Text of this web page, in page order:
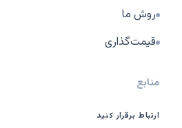
روش ما
قیمت‌گذاری
منابع
ارتباط برقرار کنید